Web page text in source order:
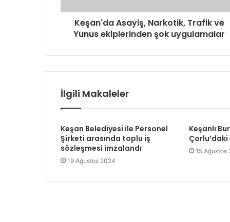
Keşan'da Asayiş, Narkotik, Trafik ve
Yunus ekiplerinden şok uygulamalar
İlgili Makaleler
Keşan Belediyesi ile Personel
Şirketi arasında toplu iş
sözleşmesi imzalandı
19 Ağustos 2024
Keşanlı
15 Ağustos